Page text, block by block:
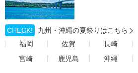
CHECK!
九州・沖縄の夏祭りはこちら
福岡
佐賀 長崎
宮崎
鹿児島 沖縄